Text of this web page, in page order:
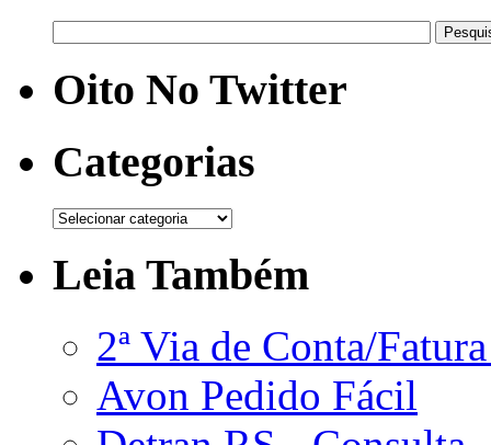
Oito No Twitter
Categorias
Leia Também
2ª Via de Conta/
Avon Pedido Fácil